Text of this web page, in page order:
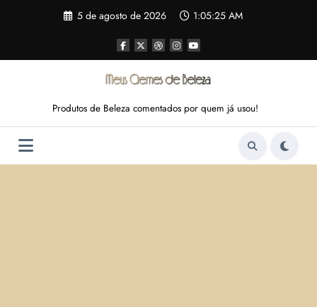
5 de agosto de 2026 1:05:26 AM
Produtos de Beleza comentados por quem já usou!